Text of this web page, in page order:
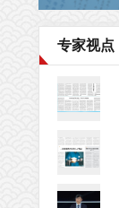
专家视点